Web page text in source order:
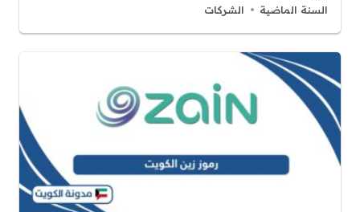
السنة الماضية الشركات